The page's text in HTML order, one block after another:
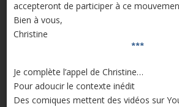
accepteront de participer à ce
Bien à vous,
Christine
***
Je complète l’appel de Christine…
Pour adoucir le contexte inédit
Des comiques mettent des vidéos sur